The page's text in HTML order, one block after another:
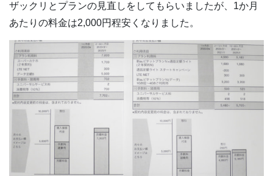
ザックリとプランの見直しをしてもらいましたが、1か月
あたりの料金は2,000円程安くなりました。